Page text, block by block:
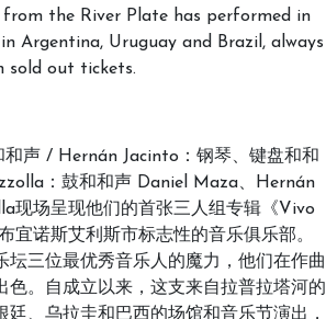
the River Plate has performed in
Argentina, Uruguay and Brazil, always
sold out tickets.
声 / Hernán Jacinto：钢琴、键盘和和
：鼓和和声 Daniel Maza、Hernán
现场呈现他们的首张三人组专辑《Vivo
宜诺斯艾利斯市标志性的音乐俱乐部。
坛三位最优秀音乐人的魔力，他们在作曲
色。自成立以来，这支来自拉普拉塔河的
廷、乌拉圭和巴西的场馆和音乐节演出，